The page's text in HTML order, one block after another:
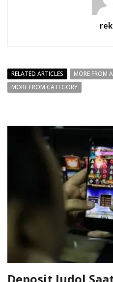
RELATED ARTICLES
MORE FROM
MORE FROM CATEGORY